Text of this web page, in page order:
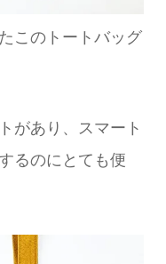
このトートバッグ
があり、スマート
るのにとても便